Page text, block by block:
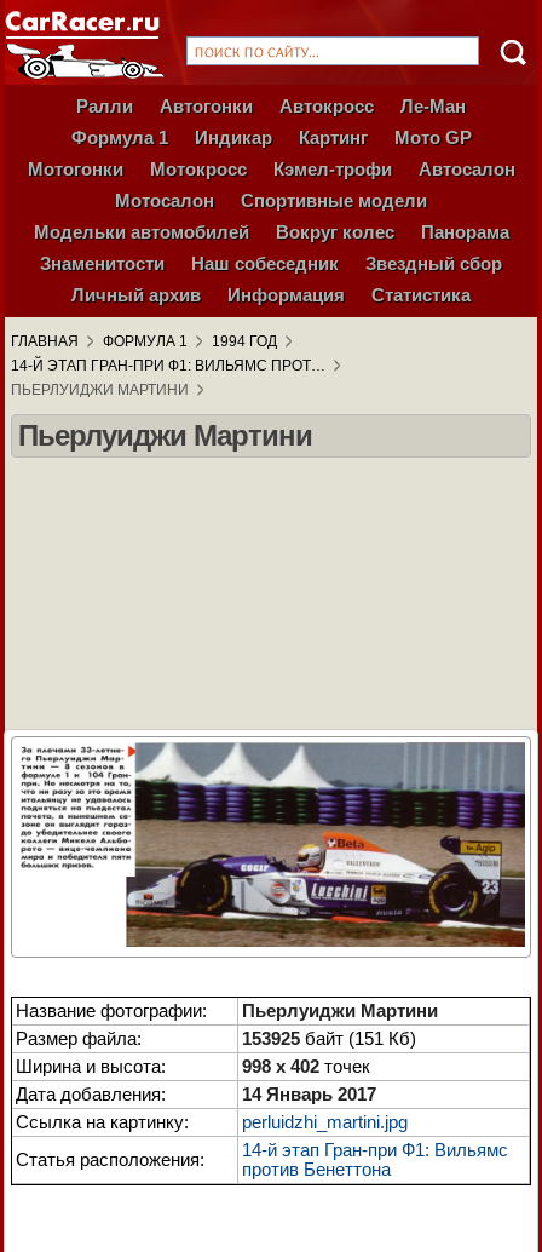
Ралли Автогонки Автокросс
Ле-Ман
Формула 1
Индикар Картинг
Мото GP
Мотогонки
Мотокросс Кэмел-трофи
Автосалон
Мотосалон
Спортивные модели
Модельки автомобилей
Вокруг колес
Панорама
Знаменитости
Наш собеседник
Звездный сбор
Личный архив
Информация Статистика
ГЛАВНАЯ ФОРМУЛА 1
1994 ГОД
14-Й ЭТАП ГРАН-ПРИ Ф1: ВИЛЬЯМС ПРОТ…
ПЬЕРЛУИДЖИ МАРТИНИ
Пьерлуиджи Мартини
Название фотографии:
Пьерлуиджи Мартини
Размер файла:
153925 байт (151 Кб)
Ширина и высота:
998 x 402 точек
Дата добавления:
14 Январь 2017
Ссылка на картинку:
perluidzhi_martini.jpg
Статья расположения:
14-й этап Гран-при Ф1: Вильямс
против Бенеттона